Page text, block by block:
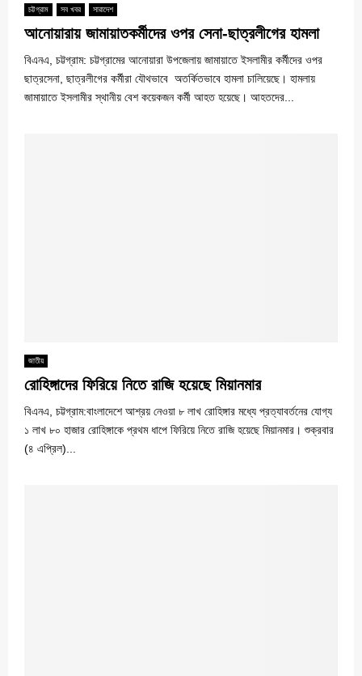
চট্টগ্রাম সব খবর সারাদেশ
আনোয়ারায় জামায়াতকর্মীদের ওপর সেনা-ছাত্রলীগের হামলা
বিএনএ, চট্টগ্রাম: চট্টগ্রামের আনোয়ারা উপজেলায় জামায়াতে ইসলামীর কর্মীদের ওপর
ছাত্রসেনা, ছাত্রলীগের কর্মীরা যৌথভাবে অতর্কিতভাবে হামলা চালিয়েছে। হামলায়
জামায়াতে ইসলামীর স্থানীয় বেশ কয়েকজন কর্মী আহত হয়েছে। আহতদের...
জাতীয়
রোহিঙ্গাদের ফিরিয়ে নিতে রাজি হয়েছে মিয়ানমার
বিএনএ, চট্টগ্রাম:বাংলাদেশে আশ্রয় নেওয়া ৮ লাখ রোহিঙ্গার মধ্যে প্রত্যাবর্তনের যোগ্য
১ লাখ ৮০ হাজার রোহিঙ্গাকে প্রথম ধাপে ফিরিয়ে নিতে রাজি হয়েছে মিয়ানমার। শুক্রবার
(৪ এপ্রিল)...